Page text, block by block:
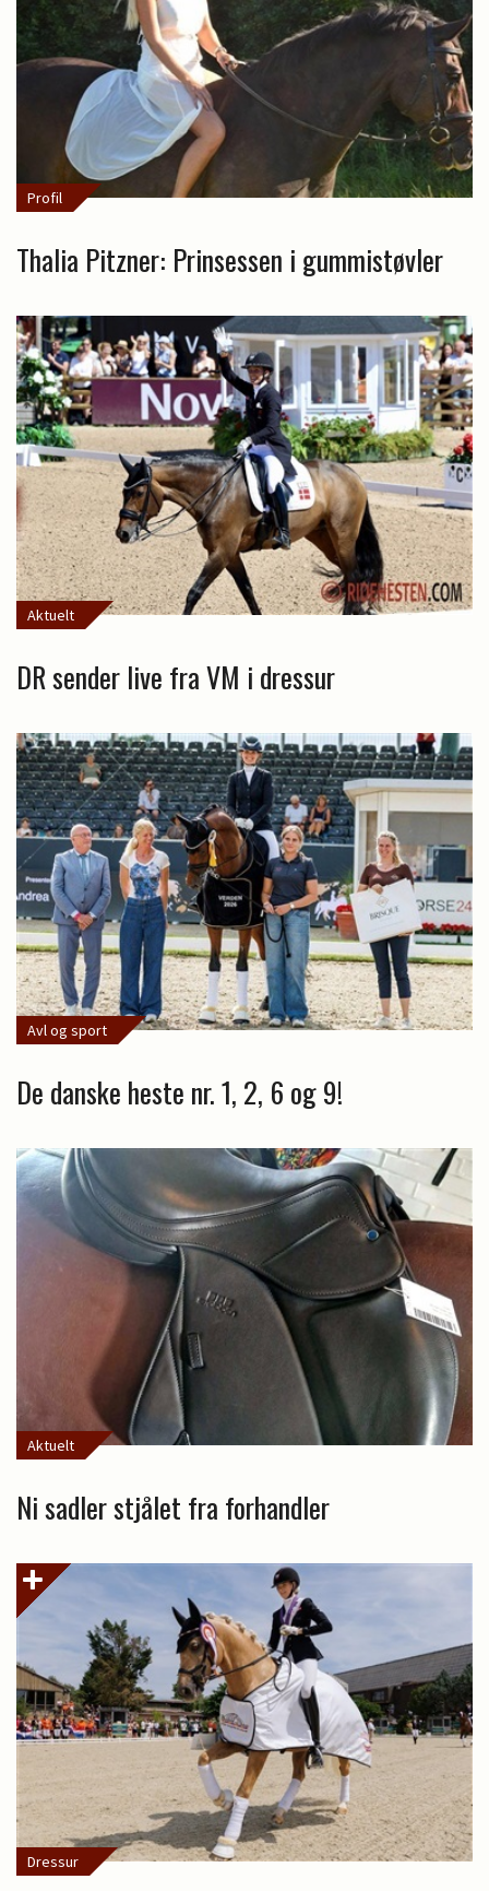
Profil
Thalia Pitzner: Prinsessen i gummistøvler
Aktuelt
DR sender live fra VM i dressur
Avl og sport
De danske heste nr. 1, 2, 6 og 9!
Aktuelt
Ni sadler stjålet fra forhandler
Dressur